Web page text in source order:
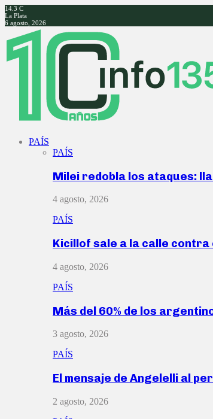
14.3 C
La Plata
6 agosto, 2026
Facebook
Twitter
Instagram
Youtube
PAÍS
PAÍS
Milei redobla los ataques:
4 agosto, 2026
PAÍS
Kicillof sale a la calle
4 agosto, 2026
PAÍS
Más del 60% de los
3 agosto, 2026
PAÍS
El mensaje de Angelelli al
2 agosto, 2026